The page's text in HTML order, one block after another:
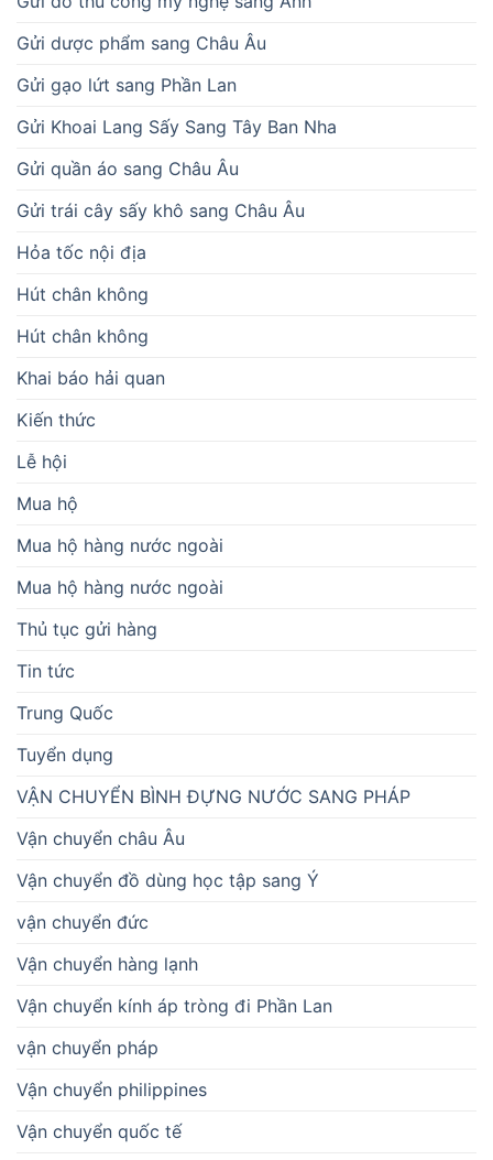
Gửi dược phẩm sang Châu Âu
Gửi gạo lứt sang Phần Lan
Gửi Khoai Lang Sấy Sang Tây Ban Nha
Gửi quần áo sang Châu Âu
Gửi trái cây sấy khô sang Châu Âu
Hỏa tốc nội địa
Hút chân không
Hút chân không
Khai báo hải quan
Kiến thức
Lễ hội
Mua hộ
Mua hộ hàng nước ngoài
Mua hộ hàng nước ngoài
Thủ tục gửi hàng
Tin tức
Trung Quốc
Tuyển dụng
VẬN CHUYỂN BÌNH ĐỰNG NƯỚC SANG PHÁP
Vận chuyển châu Âu
Vận chuyển đồ dùng học tập sang Ý
vận chuyển đức
Vận chuyển hàng lạnh
Vận chuyển kính áp tròng đi Phần Lan
vận chuyển pháp
Vận chuyển philippines
Vận chuyển quốc tế